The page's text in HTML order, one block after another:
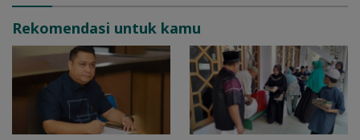
Rekomendasi untuk kamu